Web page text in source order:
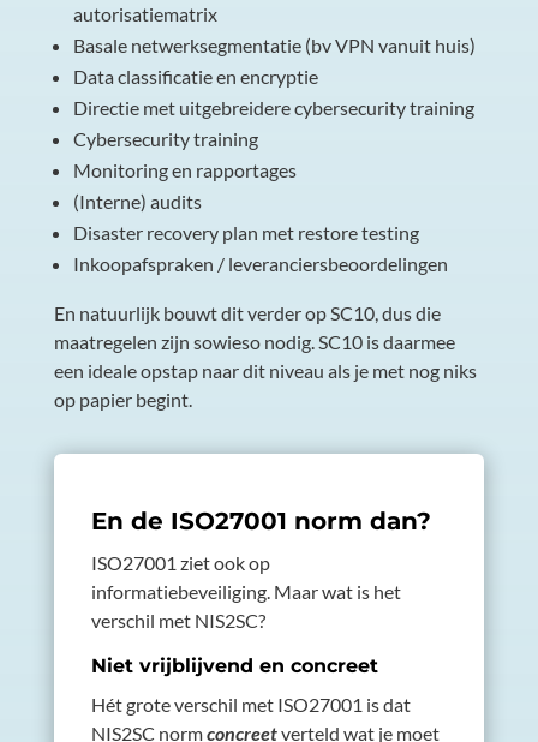
autorisatiematrix
Basale netwerksegmentatie (bv VPN vanuit huis)
Data classificatie en encryptie
Directie met uitgebreidere cybersecurity training
Cybersecurity training
Monitoring en rapportages
(Interne) audits
Disaster recovery plan met restore testing
Inkoopafspraken / leveranciersbeoordelingen
En natuurlijk bouwt dit verder op SC10, dus die
maatregelen zijn sowieso nodig. SC10 is daarmee
een ideale opstap naar dit niveau als je met nog niks
op papier begint.
En de ISO27001 norm dan?
ISO27001 ziet ook op
informatiebeveiliging. Maar wat is het
verschil met NIS2SC?
Niet vrijblijvend en concreet
Hét grote verschil met ISO27001 is dat
NIS2SC normconcreetverteld wat je moet